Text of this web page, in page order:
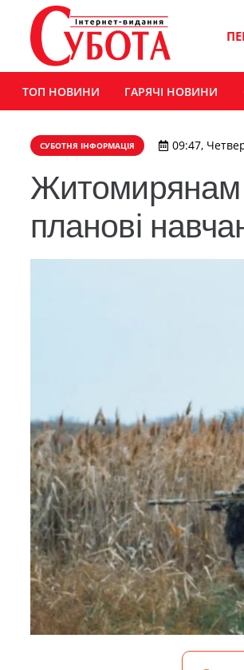
ТОП НОВИНИ ГАРЯЧІ НОВИНИ
СУБОТНЯ ІНФОРМАЦІЯ 09:47,
Житомирянам
планові